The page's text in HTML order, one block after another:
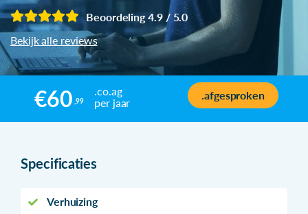
Beoordeling 4.9 / 5.0
Bekijk alle reviews
€60 ,99
.co.ag
per jaar
.afgesproken
Specificaties
Verhuizing